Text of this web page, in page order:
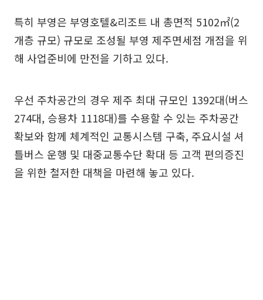
특히 부영은 부영호텔&리조트 내 총면적 5102㎡(2
개층 규모) 규모로 조성될 부영 제주면세점 개점을 위
해 사업준비에 만전을 기하고 있다.
우선 주차공간의 경우 제주 최대 규모인 1392대(버스
274대, 승용차 1118대)를 수용할 수 있는 주차공간
확보와 함께 체계적인 교통시스템 구축, 주요시설 셔
틀버스 운행 및 대중교통수단 확대 등 고객 편의증진
을 위한 철저한 대책을 마련해 놓고 있다.